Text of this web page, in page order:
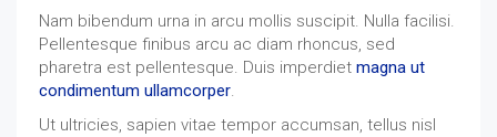
Nam bibendum urna in arcu mollis suscipit. Nulla facilisi.
Pellentesque finibus arcu ac diam rhoncus, sed
pharetra est pellentesque. Duis imperdiet magna ut
condimentum ullamcorper.
Ut ultricies, sapien vitae tempor accumsan, tellus nisl